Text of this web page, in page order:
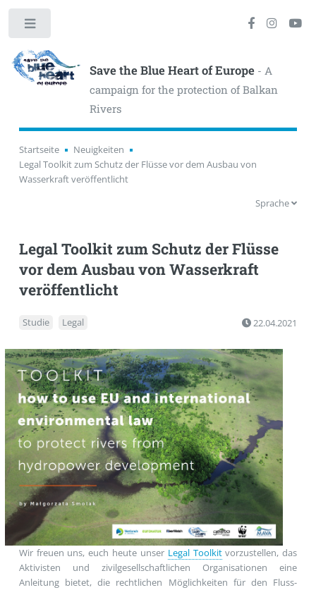
Save the Blue Heart of Europe- A
campaign for the protection of Balkan
Rivers
Startseite
Neuigkeiten
Legal Toolkit zum Schutz der Flüsse vor dem Ausbau von
Wasserkraft veröffentlicht
Sprache
Legal Toolkit zum Schutz der Flüsse
vor dem Ausbau von Wasserkraft
veröffentlicht
Studie Legal 22.04.2021
Wir freuen uns, euch heute unser Legal Toolkitvorzustellen, das
Aktivisten und zivilgesellschaftlichen Organisationen eine
Anleitung bietet, die rechtlichen Möglichkeiten für den Fluss-